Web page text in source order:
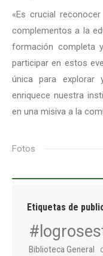
«Es crucial
complementos a la
formación completa
participar en estos
única para explorar
enriquece nuestra
en una misiva a la
Fotos
Etiquetas de
Biblioteca General